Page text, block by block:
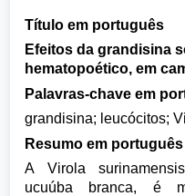
Título em português
Efeitos da grandisina
hematopoético, em
Palavras-chave em
grandisina; leucócitos;
Resumo em português
A Virola
ucuúba branca, é